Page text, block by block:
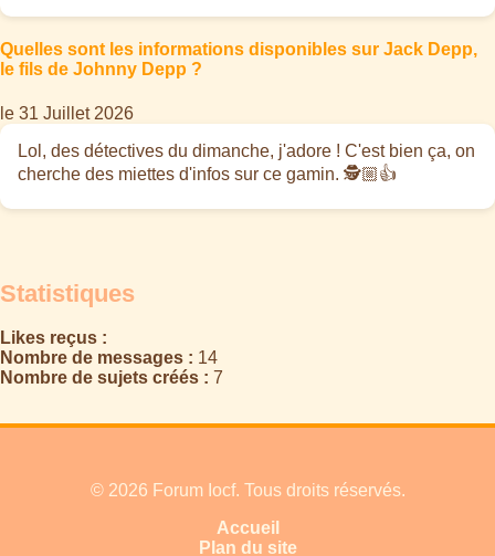
Quelles sont les informations disponibles sur Jack Depp,
le fils de Johnny Depp ?
le 31 Juillet 2026
Lol, des détectives du dimanche, j'adore ! C'est bien ça, on
cherche des miettes d'infos sur ce gamin. 🕵️🏼👍
Statistiques
Likes reçus :
Nombre de messages : 14
Nombre de sujets créés : 7
© 2026 Forum Iocf. Tous droits réservés.
Accueil
Plan du site